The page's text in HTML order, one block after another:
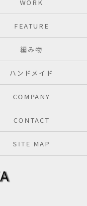
WORK
FEATURE
編み物
ハンドメイド
COMPANY
CONTACT
SITE MAP